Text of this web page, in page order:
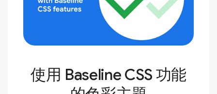
使用 Baseline CSS 功能